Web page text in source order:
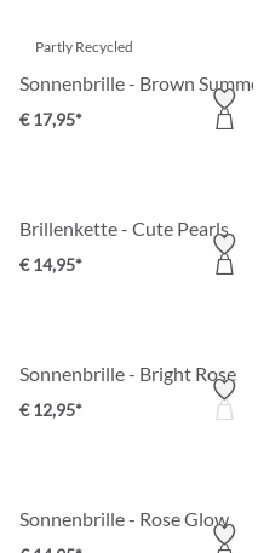
Partly Recycled
Sonnenbrille - Brown Summer
€ 17,95*
Brillenkette - Cute Pearls
€ 14,95*
Sonnenbrille - Bright Rose
€ 12,95*
Sonnenbrille - Rose Glow